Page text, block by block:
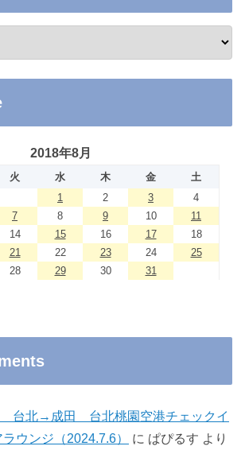
2018年8月
火 水 木 金
土
1
2 3
4
7 8 9 10
11
14 15 16 17
18
21 22 23 24
25
28 29 30 31
台北→成田 台北桃園空港チェックイ
ウンジ（2024.7.6）
に ぱぴるす より